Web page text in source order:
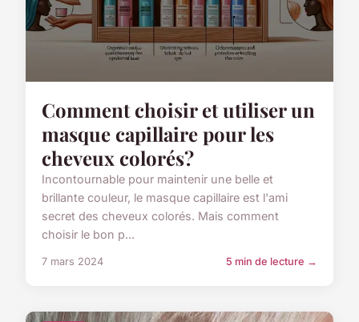
Comment choisir et utiliser un
masque capillaire pour les
cheveux colorés?
Incontournable pour maintenir une belle et
brillante couleur, le masque capillaire est l'ami
secret des cheveux colorés. Mais comment
choisir le bon p...
7 mars 2024 5 min de lecture →